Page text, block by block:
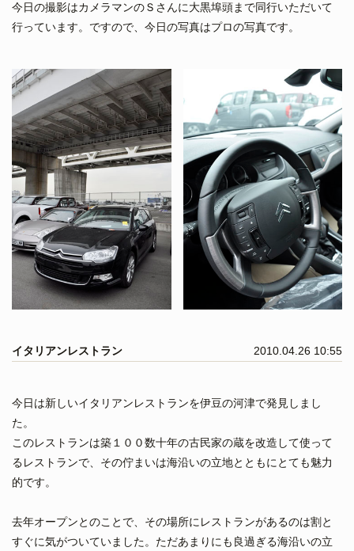
今日の撮影はカメラマンのＳさんに大黒埠頭まで同行いただいて
行っています。ですので、今日の写真はプロの写真です。
イタリアンレストラン 2010.04.26 10:55
今日は新しいイタリアンレストランを伊豆の河津で発見しまし
た。
このレストランは築１００数十年の古民家の蔵を改造して使って
るレストランで、その佇まいは海沿いの立地とともにとても魅力
的です。
去年オープンとのことで、その場所にレストランがあるのは割と
すぐに気がついていました。ただあまりにも良過ぎる海沿いの立